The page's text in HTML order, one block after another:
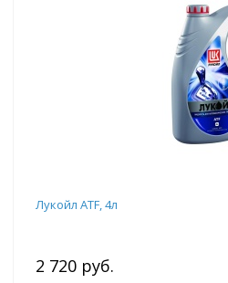
Лукойл ATF, 4л
2 720 руб.